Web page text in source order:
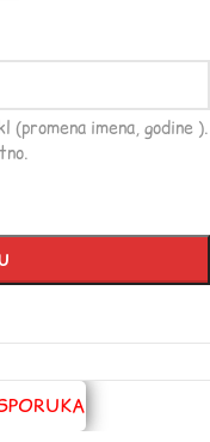
imena, godine ).